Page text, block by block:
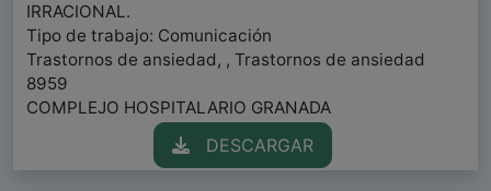
IRRACIONAL.
Tipo de trabajo: Comunicación
Trastornos de ansiedad, , Trastornos de ansiedad
8959
COMPLEJO HOSPITALARIO GRANADA
DESCARGAR